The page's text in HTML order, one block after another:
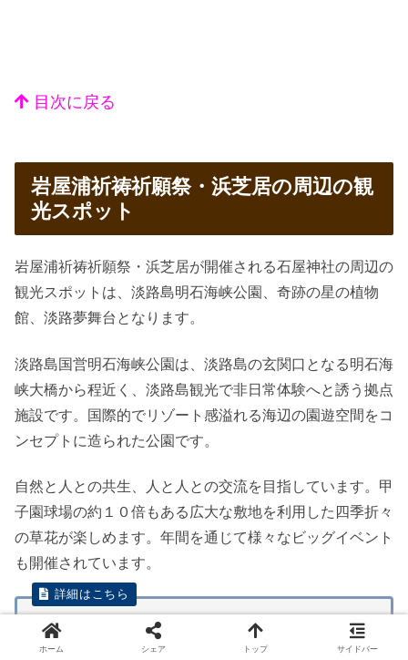
目次に戻る
岩屋浦祈祷祈願祭・浜芝居の周辺の観
光スポット
岩屋浦祈祷祈願祭・浜芝居が開催される石屋神社の周辺の
観光スポットは、淡路島明石海峡公園、奇跡の星の植物
館、淡路夢舞台となります。
淡路島国営明石海峡公園は、淡路島の玄関口となる明石海
峡大橋から程近く、淡路島観光で非日常体験へと誘う拠点
施設です。国際的でリゾート感溢れる海辺の園遊空間をコ
ンセプトに造られた公園です。
自然と人との共生、人と人との交流を目指しています。甲
子園球場の約１０倍もある広大な敷地を利用した四季折々
の草花が楽しめます。年間を通じて様々なビッグイベント
も開催されています。
淡路島国営明石海峡公園 淡
路島の都市公園
ホーム シェア トップ サイドバー